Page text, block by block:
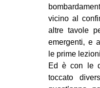
vicino al
altre tavole
emergenti, e
le prime
Ed è con le
toccato